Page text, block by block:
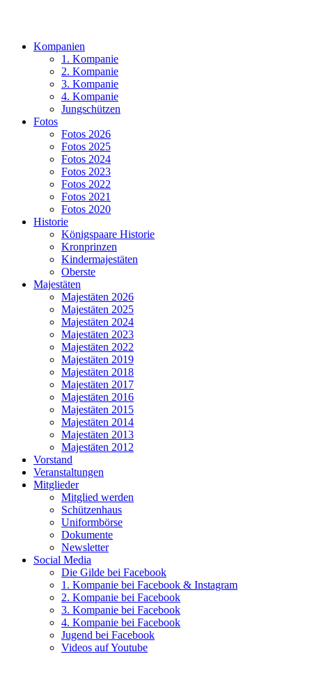
Kompanien
1. Kompanie
2. Kompanie
3. Kompanie
4. Kompanie
Jungschützen
Fotos
Fotos 2026
Fotos 2025
Fotos 2024
Fotos 2023
Fotos 2022
Fotos 2021
Fotos 2020
Historie
Königspaare Historie
Kronprinzen
Kindermajestäten
Oberste
Majestäten
Majestäten 2026
Majestäten 2025
Majestäten 2024
Majestäten 2023
Majestäten 2022
Majestäten 2019
Majestäten 2018
Majestäten 2017
Majestäten 2016
Majestäten 2015
Majestäten 2014
Majestäten 2013
Majestäten 2012
Vorstand
Veranstaltungen
Mitglieder
Mitglied werden
Schützenhaus
Uniformbörse
Dokumente
Newsletter
Social Media
Die Gilde bei Facebook
1. Kompanie bei Facebook & Instagram
2. Kompanie bei Facebook
3. Kompanie bei Facebook
4. Kompanie bei Facebook
Jugend bei Facebook
Videos auf Youtube